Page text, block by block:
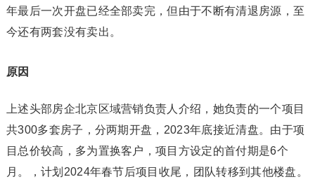
年最后一次开盘已经全部卖完，但由于不断有清退房源，至
今还有两套没有卖出。
原因
上述头部房企北京区域营销负责人介绍，她负责的一个项目
共300多套房子，分两期开盘，2023年底接近清盘。由于项
目总价较高，多为置换客户，项目方设定的首付期是6个
月。，计划2024年春节后项目收尾，团队转移到其他楼盘。